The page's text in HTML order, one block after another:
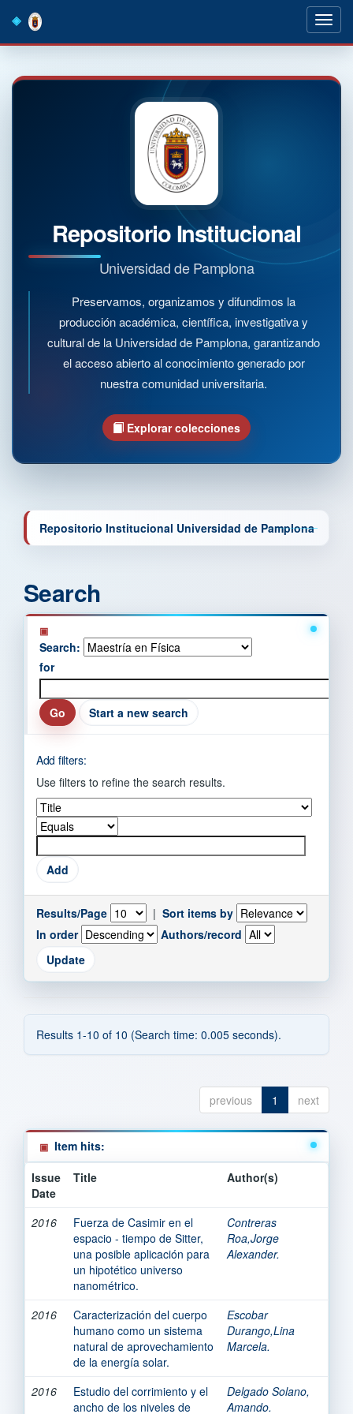
navigation
Repositorio Institucional
Universidad de Pamplona
Preservamos, organizamos y difundimos la
producción académica, científica, investigativa y
cultural de la Universidad de Pamplona, garantizando
el acceso abierto al conocimiento generado por
nuestra comunidad universitaria.
Explorar colecciones
Repositorio Institucional Universidad de Pamplona
Search
Search:
for
Start a new search
Add filters:
Use filters to refine the search results.
Results/Page | Sort items by
In order
Authors/record
Results 1-10 of 10 (Search time: 0.005 seconds).
previous 1 next
Item hits:
Issue
Date
Title Author(s)
2016
Fuerza de Casimir en el
espacio - tiempo de Sitter,
una posible aplicación para
un hipotético universo
nanométrico.
Contreras
Roa,Jorge
Alexander.
2016
Caracterización del cuerpo
humano como un sistema
natural de aprovechamiento
de la energía solar.
Escobar
Durango,Lina
Marcela.
2016
Estudio del corrimiento y el
ancho de los niveles de
Delgado Solano,
Amando.